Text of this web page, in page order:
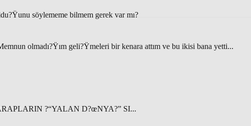
söylememe bilmem gerek var mı?
olmadı?Ÿım geli?Ÿmeleri bir kenara attım ve bu ikisi bana yetti...
?“YALAN D?œNYA?” SI...